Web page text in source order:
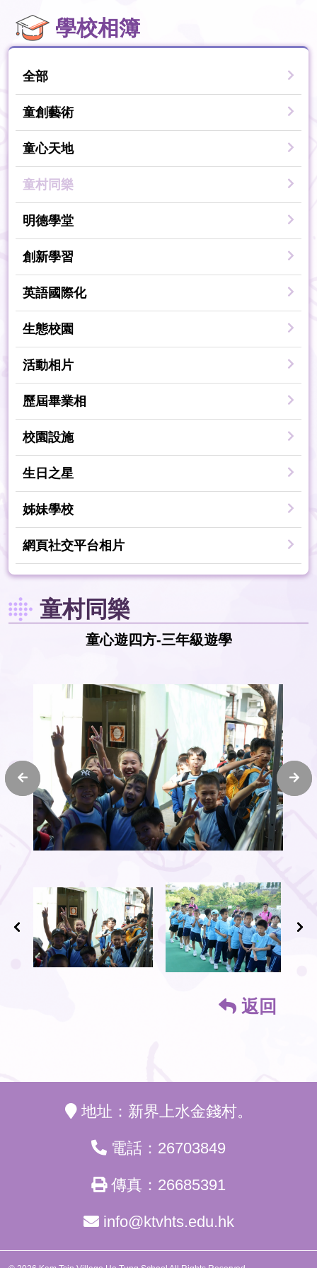
學校相簿
全部
童創藝術
童心天地
童村同樂
明德學堂
創新學習
英語國際化
生態校園
活動相片
歷屆畢業相
校園設施
生日之星
姊妹學校
網頁社交平台相片
童村同樂
童心遊四方-三年級遊學
返回
地址：新界上水金錢村。
電話：26703849
傳真：26685391
info@ktvhts.edu.hk